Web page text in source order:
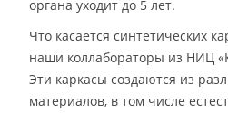
органа уходит до 5 лет.
Что касается синтетических
наши коллабораторы из НИЦ
Эти каркасы создаются из
материалов, в том числе